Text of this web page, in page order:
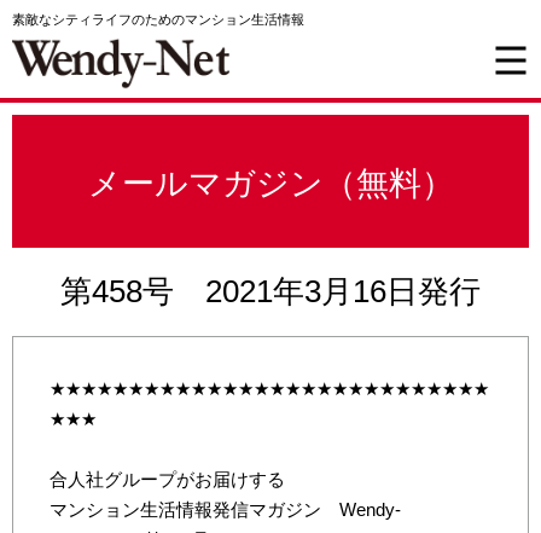
素敵なシティライフのためのマンション生活情報
メールマガジン（無料）
第458号 2021年3月16日発行
★★★★★★★★★★★★★★★★★★★★★★★★★★★★
★★★
合人社グループがお届けする
マンション生活情報発信マガジン Wendy-